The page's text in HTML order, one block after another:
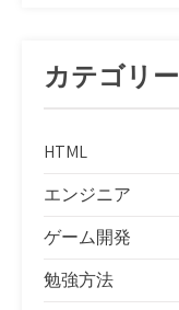
カテゴリー
HTML
エンジニア
ゲーム開発
勉強方法